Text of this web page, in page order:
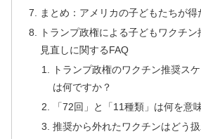
まとめ：アメリカの子どもたちが得
トランプ政権による子どもワクチ
見直しに関するFAQ
トランプ政権のワクチン推奨ス
は何ですか？
「72回」と「11種類」は何を意
推奨から外れたワクチンはどう